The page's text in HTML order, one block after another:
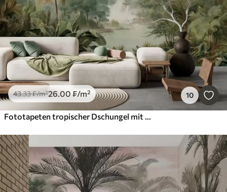
43.33₣/m²26.00 ₣/m² 10
Fototapeten tropischer Dschungel mit Wasserfall